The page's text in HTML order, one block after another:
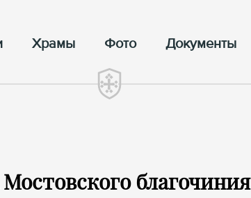
Храмы Фото Документы
благочиния